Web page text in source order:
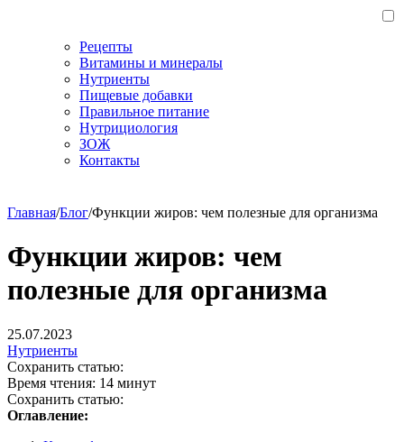
Рецепты
Витамины и минералы
Нутриенты
Пищевые добавки
Правильное питание
Нутрициология
ЗОЖ
Контакты
Главная/Блог/Функции жиров: чем полезные для организма
Функции жиров: чем
полезные для организма
25.07.2023
Нутриенты
Сохранить статью:
Время чтения: 14 минут
Сохранить статью:
Оглавление: